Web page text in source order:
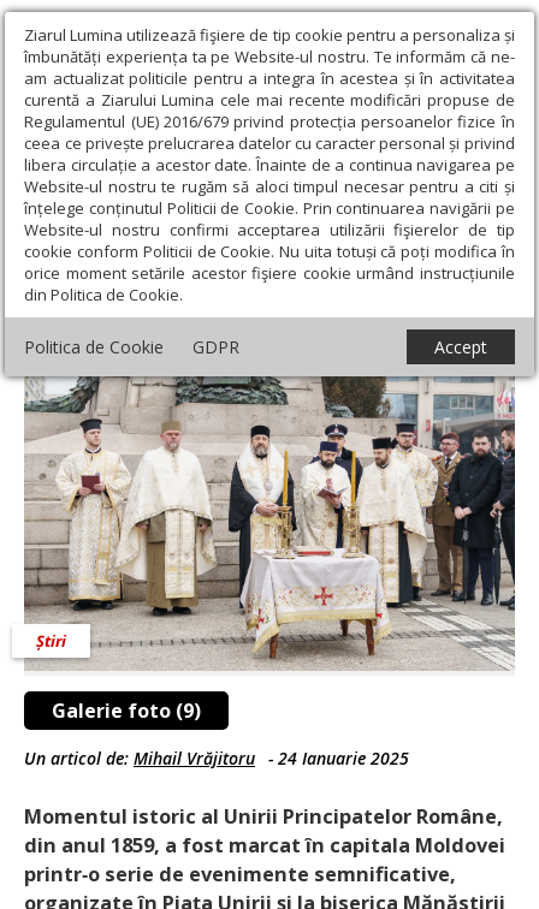
Ziarul Lumina utilizează fişiere de tip cookie pentru a personaliza și
îmbunătăți experiența ta pe Website-ul nostru. Te informăm că ne-
am actualizat politicile pentru a integra în acestea și în activitatea
curentă a Ziarului Lumina cele mai recente modificări propuse de
Regulamentul (UE) 2016/679 privind protecția persoanelor fizice în
ceea ce privește prelucrarea datelor cu caracter personal și privind
libera circulație a acestor date. Înainte de a continua navigarea pe
Website-ul nostru te rugăm să aloci timpul necesar pentru a citi și
înțelege conținutul Politicii de Cookie. Prin continuarea navigării pe
Website-ul nostru confirmi acceptarea utilizării fişierelor de tip
cookie conform Politicii de Cookie. Nu uita totuși că poți modifica în
orice moment setările acestor fişiere cookie urmând instrucțiunile
din Politica de Cookie.
Politica de Cookie GDPR Accept
Ziarul Lumina › Actualitate religioasă › Știri › Momentul istoric
de la 24 ianuarie 1859 sărbătorit cu bucurie la Iași
Momentul istoric de la 24 ianuarie 1859
sărbătorit cu bucurie la Iași
Galerie foto (9)
Știri
Un articol de: Mihail Vrăjitoru - 24 Ianuarie 2025
Momentul istoric al Unirii Principatelor Române,
din anul 1859, a fost marcat în capitala Moldovei
printr‑o serie de evenimente semnificative,
organizate în Piața Unirii și la biserica Mănăstirii